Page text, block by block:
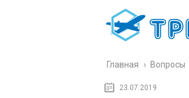
Главная › Вопросы
23.07.2019